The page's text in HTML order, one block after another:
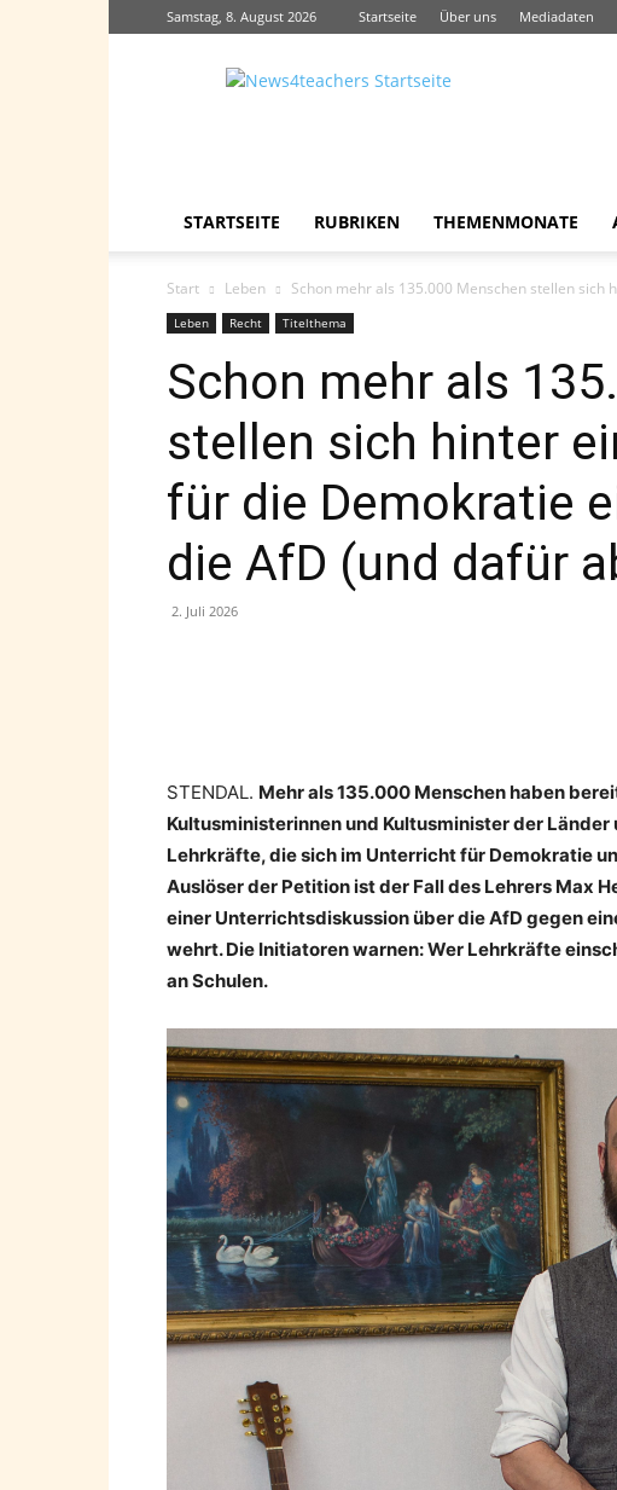
Samstag, 8. August 2026 Startseite Über uns Mediadaten
News4teachers
STARTSEITE RUBRIKEN THEMENMONATE
Start Leben Schon mehr als 135.000 Menschen stellen sich
Leben Recht Titelthema
Schon mehr als
stellen sich hinter
für die Demokratie
die AfD (und dafür
2. Juli 2026
STENDAL. Mehr als 135.000 Menschen haben
Kultusministerinnen und Kultusminister der
Lehrkräfte, die sich im Unterricht für Demokratie
Auslöser der Petition ist der Fall des Lehrers Max
einer Unterrichtsdiskussion über die AfD gegen
wehrt. Die Initiatoren warnen: Wer Lehrkräfte
an Schulen.